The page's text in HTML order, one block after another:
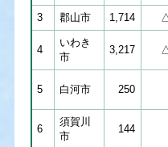
3 郡山市 1,714
4
いわき
市
3,217
5 白河市 250
6
須賀川
市
144